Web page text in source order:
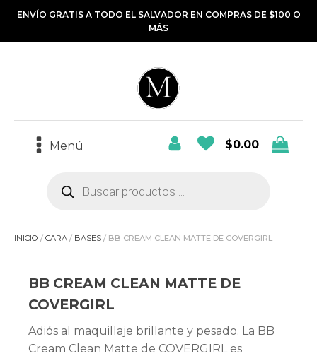
ENVÍO GRATIS A TODO EL SALVADOR EN COMPRAS DE $100 O
MÁS
Menú $0.00
Búsqueda
INICIO / CARA / BASES / BB CREAM CLEAN MATTE DE COVERGIRL
BB CREAM CLEAN MATTE DE
COVERGIRL
Adiós al maquillaje brillante y pesado. La BB
Cream Clean Matte de COVERGIRL es